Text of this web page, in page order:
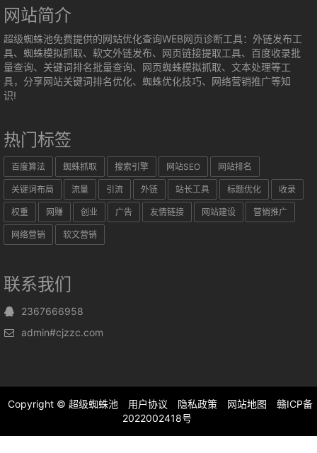
网站简介
超级蜘蛛池免费提供的网站优化查询WEB网页诊断工具：外链发布工
具、蜘蛛模拟抓取、软文外链发布、网页链接提取工具、百度收录批
量查询、关键词排名批量查询、网页蜘蛛模拟抓取、文本处理等工
具，分享网站关键词排名优化、蜘蛛优化技巧、网络营销推广等知
识!
热门标签
百度算法 蜘蛛抓取 搜索引擎 网站SEO 网站排名
关键词布局 流量 引流 外链 站长工具 标题优化 收录
权重 网赚 创业 广告 友情链接 网站建设 营销推广
网络营销 软文营销
联系我们
2367666958
admin#cjzzc.com
Copyright © 超级蜘蛛池 用户协议 隐私政策 网站地图
赣ICP备
2022002418号